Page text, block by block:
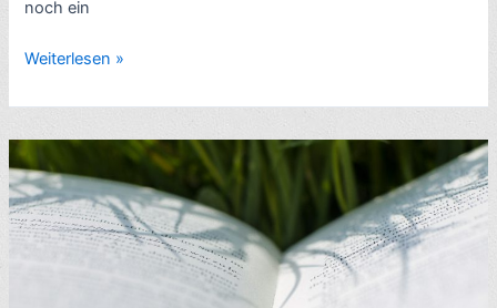
noch ein
Rezension
Afrika-
Roman:
Fong
and
the
Indians,
Weiterlesen »